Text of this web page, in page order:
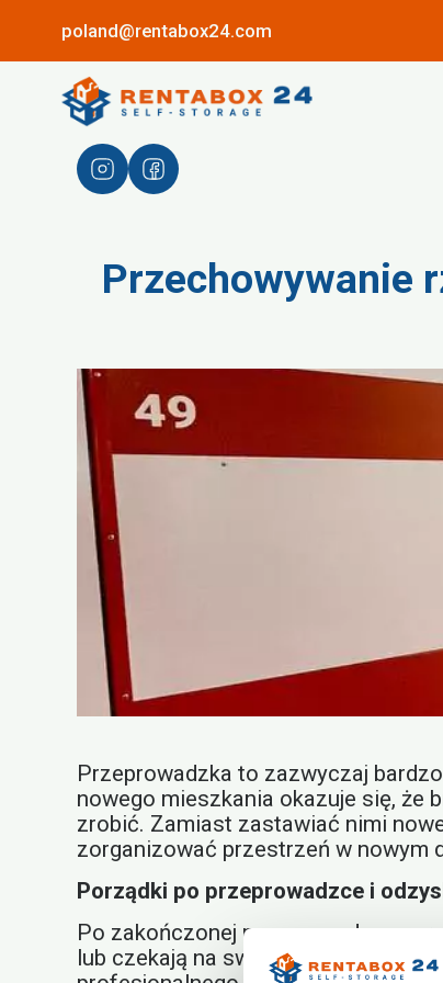
poland@rentabox24.com
Przechowywanie
Przeprowadzka to zazwyczaj
nowego mieszkania okazuje się, że
zrobić. Zamiast zastawiać nimi
zorganizować przestrzeń w nowym
Porządki po przeprowadzce i
Po zakończonej przeprowadzce
lub czekają na swój czas. Zamiast